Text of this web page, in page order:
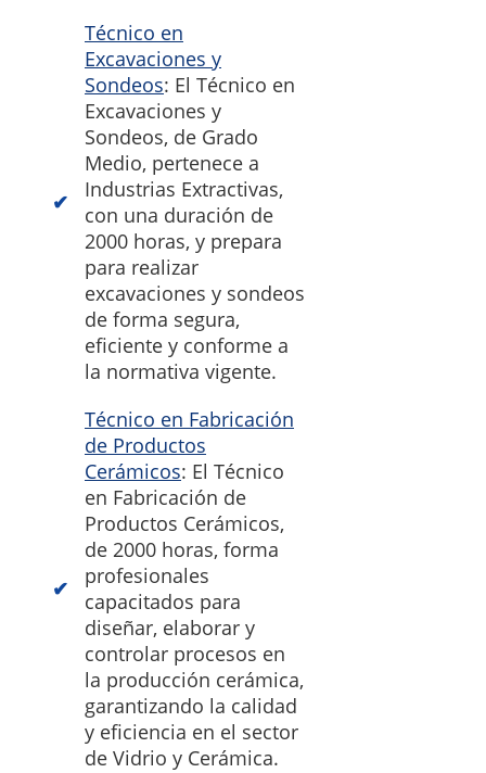
Técnico en
Excavaciones y
Sondeos: El Técnico en
Excavaciones y
Sondeos, de Grado
Medio, pertenece a
Industrias Extractivas,
con una duración de
2000 horas, y prepara
para realizar
excavaciones y sondeos
de forma segura,
eficiente y conforme a
la normativa vigente.
Técnico en Fabricación
de Productos
Cerámicos: El Técnico
en Fabricación de
Productos Cerámicos,
de 2000 horas, forma
profesionales
capacitados para
diseñar, elaborar y
controlar procesos en
la producción cerámica,
garantizando la calidad
y eficiencia en el sector
de Vidrio y Cerámica.